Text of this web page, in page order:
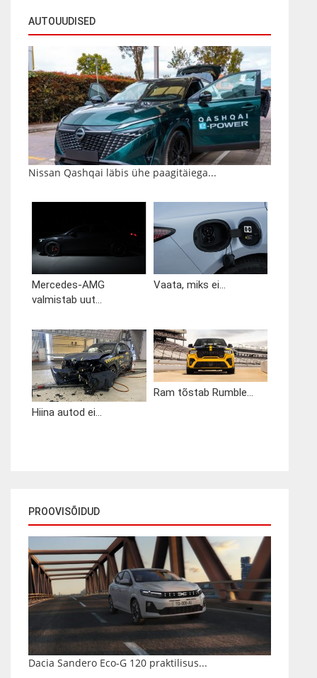
AUTOUUDISED
Nissan Qashqai läbis ühe paagitäiega...
Mercedes-AMG
valmistab uut...
Vaata, miks ei...
Hiina autod ei...
Ram tõstab Rumble...
PROOVISÕIDUD
Dacia Sandero Eco-G 120 praktilisus...